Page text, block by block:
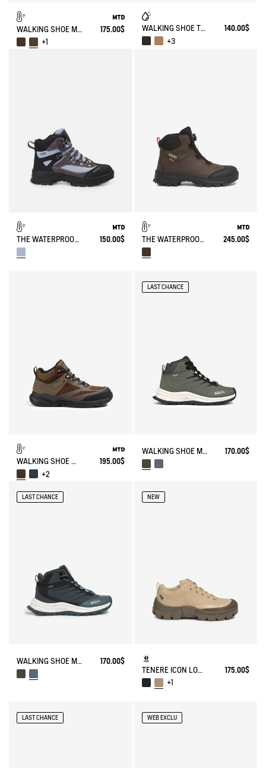
WALKING SHOE MTD PALKA LOW ULTRA-LIGHT
175.00$
+1
WALKING SHOE TENERE
140.00$
+3
THE WATERPROOF AND BREATHABLE HIGH-CUT SHOE 150.00$ THE WATERPROOF AND BREATHABLE LEATHER ANKLE BOOT WITH QUICKLACE SYSTEM 245.00$
WALKING SHOE MTD PALKA ULTRA-LIGHT
195.00$
+2
LAST CHANCE
WALKING SHOE MTD TREKKIX 170.00$
LAST CHANCE
WALKING SHOE MTD TREKKIX 170.00$
NEW
TENERE ICON LOW WALKING SHOE ENRGCORE & DURACOMP™
175.00$
+1
LAST CHANCE WEB EXCLU